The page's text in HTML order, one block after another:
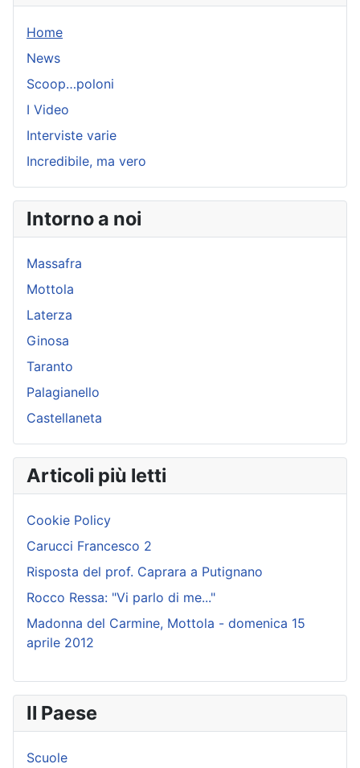
Home
News
Scoop…poloni
I Video
Interviste varie
Incredibile, ma vero
Intorno a noi
Massafra
Mottola
Laterza
Ginosa
Taranto
Palagianello
Castellaneta
Articoli più letti
Cookie Policy
Carucci Francesco 2
Risposta del prof. Caprara a Putignano
Rocco Ressa: "Vi parlo di me..."
Madonna del Carmine, Mottola - domenica 15
aprile 2012
Il Paese
Scuole